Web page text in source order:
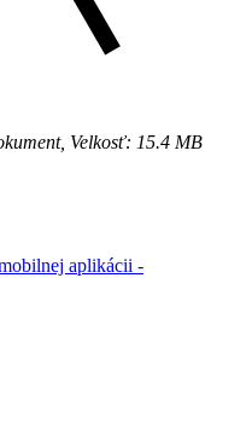
Velkosť: 15.4 MB
aplikácii -